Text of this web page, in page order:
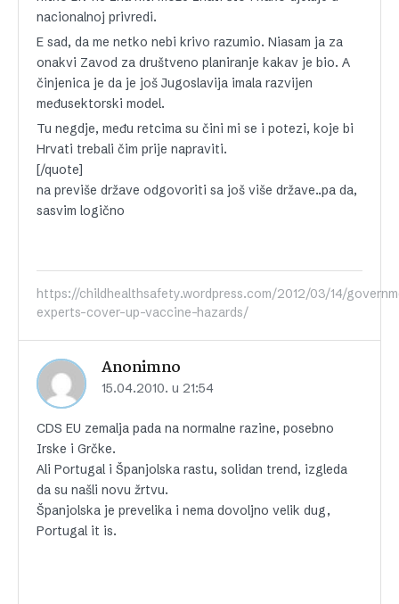
nacionalnoj privredi.
E sad, da me netko nebi krivo razumio. Niasam ja za
onakvi Zavod za društveno planiranje kakav je bio. A
činjenica je da je još Jugoslavija imala razvijen
međusektorski model.
Tu negdje, među retcima su čini mi se i potezi, koje bi
Hrvati trebali čim prije napraviti.
[/quote]
na previše države odgovoriti sa još više države..pa da,
sasvim logično
https://childhealthsafety.wordpress.com/2012/03/14/
experts-cover-up-vaccine-hazards/
Anonimno
15.04.2010. u 21:54
CDS EU zemalja pada na normalne razine, posebno
Irske i Grčke.
Ali Portugal i Španjolska rastu, solidan trend, izgleda
da su našli novu žrtvu.
Španjolska je prevelika i nema dovoljno velik dug,
Portugal it is.